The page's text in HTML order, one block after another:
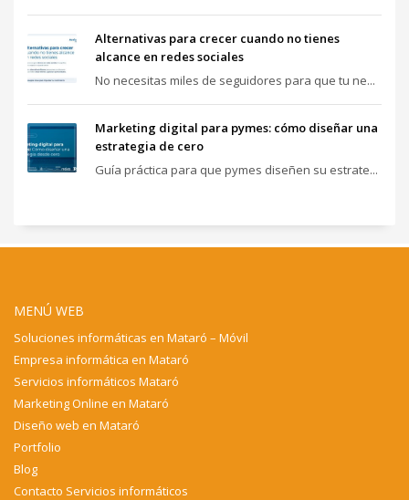
Alternativas para crecer cuando no tienes
alcance en redes sociales
No necesitas miles de seguidores para que tu ne...
Marketing digital para pymes: cómo diseñar una
estrategia de cero
Guía práctica para que pymes diseñen su estrate...
MENÚ WEB
Soluciones informáticas en Mataró – Móvil
Empresa informática en Mataró
Servicios informáticos Mataró
Marketing Online en Mataró
Diseño web en Mataró
Portfolio
Blog
Contacto Servicios informáticos